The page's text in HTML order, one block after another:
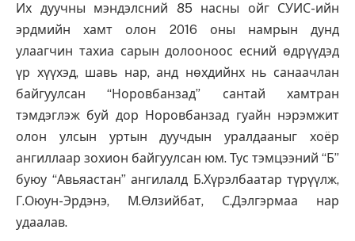
Их дуучны мэндэлсний 85 насны ойг СУИС-ийн
эрдмийн хамт олон 2016 оны намрын дунд
улаагчин тахиа сарын долооноос есний өдрүүдэд
үр хүүхэд, шавь нар, анд нөхдийнх нь санаачлан
байгуулсан “Норовбанзад” сантай хамтран
тэмдэглэж буй дор Норовбанзад гуайн нэрэмжит
олон улсын уртын дуучдын уралдааныг хоёр
ангиллаар зохион байгуулсан юм. Тус тэмцээний “Б”
буюу “Авьяастан” ангилалд Б.Хүрэлбаатар түрүүлж,
Г.Оюун-Эрдэнэ, М.Өлзийбат, С.Дэлгэрмаа нар
удаалав.